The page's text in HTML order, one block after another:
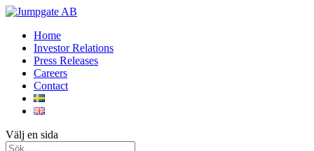
Home
Investor Relations
Press Releases
Careers
Contact
Välj en sida